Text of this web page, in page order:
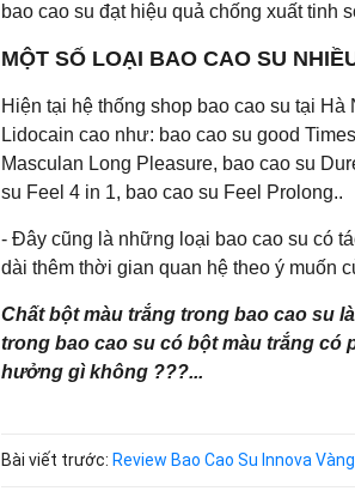
bao cao su đạt hiệu quả chống xuất tinh
MỘT SỐ LOẠI BAO CAO SU
Hiện tại hệ thống shop bao cao su tại
Lidocain cao như: bao cao su good
Masculan Long Pleasure, bao cao su
su Feel 4 in 1, bao cao su Feel Prolong..
- Đây cũng là những loại bao cao su có
dài thêm thời gian quan hệ theo ý muốn
Chất bột màu trắng trong bao cao su
trong bao cao su có bột màu trắng có
hưởng gì không ???...
Bài viết trước: Review Bao Cao Su Innova